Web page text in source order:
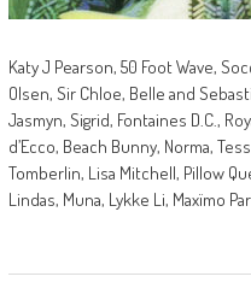
Katy J Pearson, 50 Foot Wave,
Olsen, Sir Chloe, Belle and
Jasmyn, Sigrid, Fontaines D.C.,
d’Ecco, Beach Bunny, Norma,
Tomberlin, Lisa Mitchell, Pillow
Lindas, Muna, Lykke Li, Maxïmo